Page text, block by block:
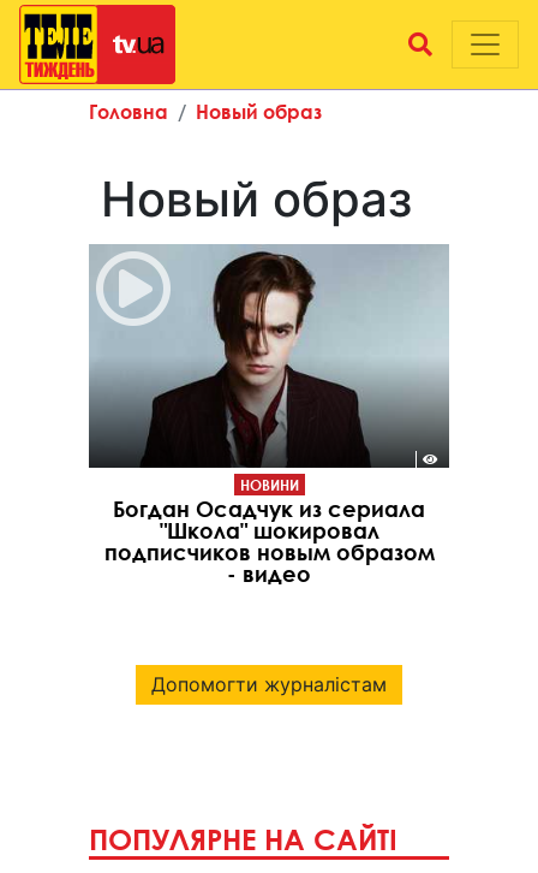
Головна Новый образ
Новый образ
НОВИНИ
Богдан Осадчук из сериала
"Школа" шокировал
подписчиков новым образом
- видео
Допомогти журналістам
ПОПУЛЯРНЕ НА САЙТІ